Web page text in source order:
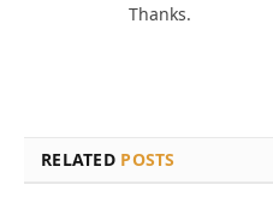
Thanks.
RELATED POSTS